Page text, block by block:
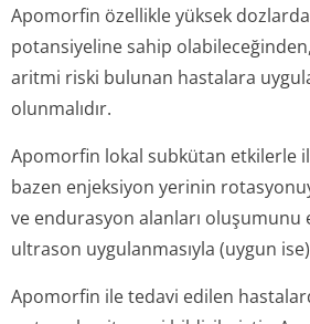
Apomorfin özellikle yüksek
potansiyeline sahip
aritmi riski bulunan hastalara
olunmalıdır.
Apomorfin lokal subkütan etkilerle
bazen enjeksiyon yerinin
ve endurasyon alanları oluşumunu
ultrason uygulanmasıyla (uygun
Apomorfin ile tedavi edilen